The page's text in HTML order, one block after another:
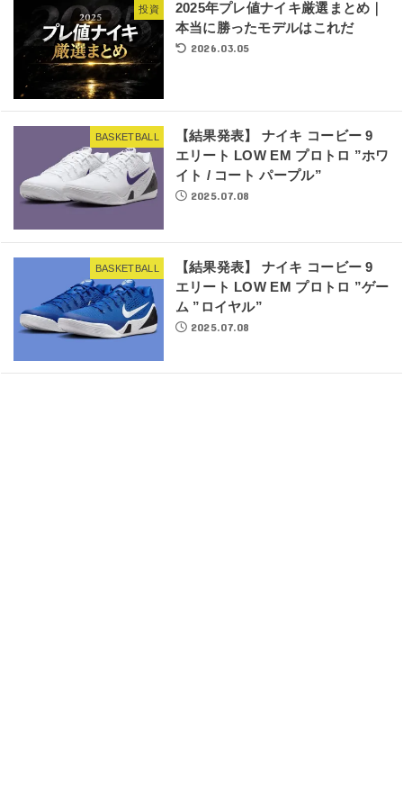
投資
2025年プレ値ナイキ厳選まとめ｜
本当に勝ったモデルはこれだ
2026.03.05
BASKETBALL
【結果発表】 ナイキ コービー 9
エリート LOW EM プロトロ ”ホワ
イト / コート パープル”
2025.07.08
BASKETBALL
【結果発表】 ナイキ コービー 9
エリート LOW EM プロトロ ”ゲー
ム ”ロイヤル”
2025.07.08